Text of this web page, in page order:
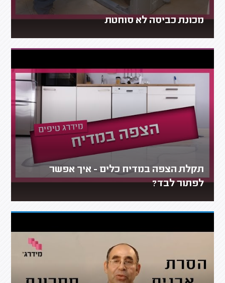
מכונת כביסה לא סוחטת
תקלת הצפה במדיח כלים - איך אפשר
לפתור לבד?